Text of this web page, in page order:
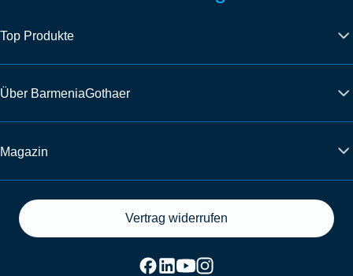
Top Produkte
Über BarmeniaGothaer
Magazin
Vertrag widerrufen